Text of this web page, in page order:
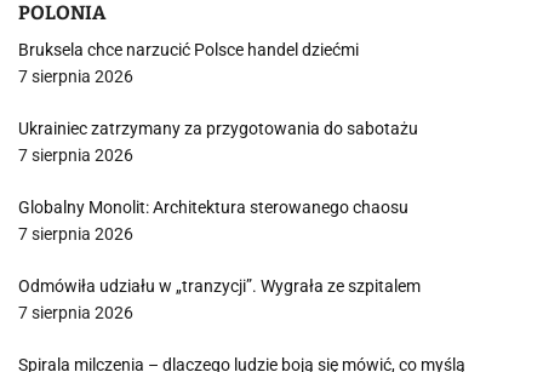
POLONIA
Bruksela chce narzucić Polsce handel dziećmi
7 sierpnia 2026
Ukrainiec zatrzymany za przygotowania do sabotażu
7 sierpnia 2026
Globalny Monolit: Architektura sterowanego chaosu
7 sierpnia 2026
Odmówiła udziału w „tranzycji”. Wygrała ze szpitalem
7 sierpnia 2026
Spirala milczenia – dlaczego ludzie boją się mówić, co myślą